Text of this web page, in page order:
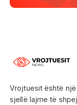
Vrojtuesit është
sjellë lajme të